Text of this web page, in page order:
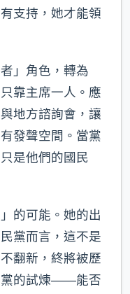
支持，她才能領
」角色，轉為
靠主席一人。應
地方諮詢會，讓
發聲空間。當黨
是他們的國民
的可能。她的出
黨而言，這不是
翻新，終將被歷
黨的試煉——能否